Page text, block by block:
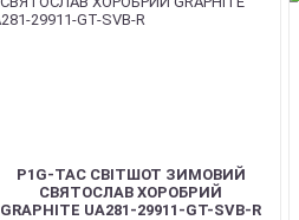
P1G-TAC СВІТШОТ ЗИМОВИЙ
СВЯТОСЛАВ ХОРОБРИЙ
GRAPHITE UA281-29911-GT-SVB-R